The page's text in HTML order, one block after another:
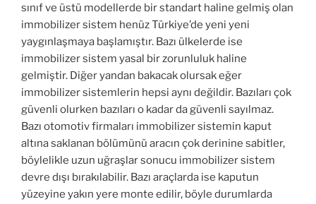
sınıf ve üstü modellerde bir standart haline gelmiş olan
immobilizer sistem henüz Türkiye’de yeni yeni
yaygınlaşmaya başlamıştır. Bazı ülkelerde ise
immobilizer sistem yasal bir zorunluluk haline
gelmiştir. Diğer yandan bakacak olursak eğer
immobilizer sistemlerin hepsi aynı değildir. Bazıları çok
güvenli olurken bazıları o kadar da güvenli sayılmaz.
Bazı otomotiv firmaları immobilizer sistemin kaput
altına saklanan bölümünü aracın çok derinine sabitler,
böylelikle uzun uğraşlar sonucu immobilizer sistem
devre dışı bırakılabilir. Bazı araçlarda ise kaputun
yüzeyine yakın yere monte edilir, böyle durumlarda